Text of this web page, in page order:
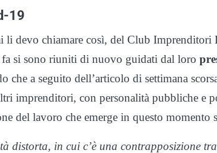
19
li devo chiamare così, del Club Imprenditori
si sono riuniti di nuovo guidati dal loro
che a seguito dell’articolo di settimana
imprenditori, con personalità pubbliche e
del lavoro che emerge in questo
distorta, in cui c’è una contrapposizione